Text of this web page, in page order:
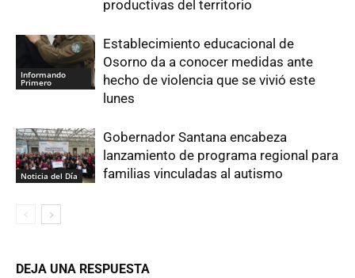
productivas del territorio
Informando
Primero
Establecimiento educacional de
Osorno da a conocer medidas ante
hecho de violencia que se vivió este
lunes
Noticia del Día
Gobernador Santana encabeza
lanzamiento de programa regional para
familias vinculadas al autismo
DEJA UNA RESPUESTA